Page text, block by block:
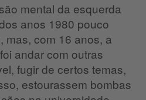
mental da esquerda
anos 1980 pouco
mas, com 16 anos, a
andar com outras
fugir de certos temas,
estourassem bombas